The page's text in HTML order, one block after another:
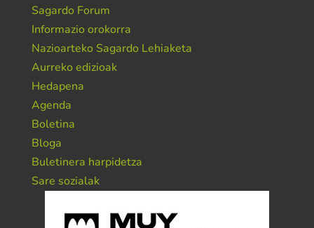
Sagardo Forum
Informazio orokorra
Nazioarteko Sagardo Lehiaketa
Aurreko edizioak
Hedapena
Agenda
Boletina
Bloga
Buletinera harpidetza
Sare sozialak